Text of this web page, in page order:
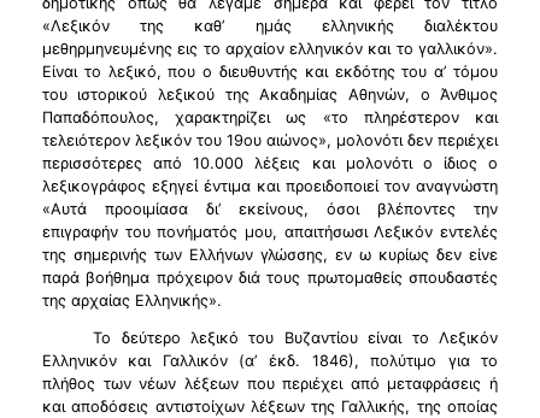
«Λεξικόν της καθ’ ημάς ελληνικής διαλέκτου
μεθηρμηνευμένης εις το αρχαίον ελληνικόν και το γαλλικόν».
Είναι το λεξικό, που ο διευθυντής και εκδότης του α’ τόμου
του ιστορικού λεξικού της Ακαδημίας Αθηνών, ο Άνθιμος
Παπαδόπουλος, χαρακτηρίζει ως «το πληρέστερον και
τελειότερον λεξικόν του 19ου αιώνος», μολονότι δεν περιέχει
περισσότερες από 10.000 λέξεις και μολονότι ο ίδιος ο
λεξικογράφος εξηγεί έντιμα και προειδοποιεί τον αναγνώστη
«Αυτά προοιμίασα δι’ εκείνους, όσοι βλέποντες την
επιγραφήν του πονήματός μου, απαιτήσωσι Λεξικόν εντελές
της σημερινής των Ελλήνων γλώσσης, εν ω κυρίως δεν είνε
παρά βοήθημα πρόχειρον διά τους πρωτομαθείς σπουδαστές
της αρχαίας Ελληνικής».
Το δεύτερο λεξικό του Βυζαντίου είναι το Λεξικόν
Ελληνικόν και Γαλλικόν (α’ έκδ. 1846), πολύτιμο για το
πλήθος των νέων λέξεων που περιέχει από μεταφράσεις ή
και αποδόσεις αντιστοίχων λέξεων της Γαλλικής, της οποίας